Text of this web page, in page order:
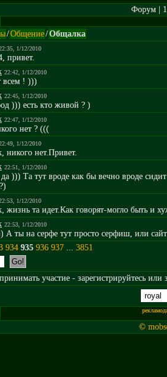
Форум |
/Общение/Общалка
1/12/2010
привет.
22:42, 1/12/2010
всем ! )))
22:45, 1/12/2010
))) есть кто живой ? )
22:47, 1/12/2010
нет ? (((
1/12/2010
никого нет.Привет.
22:51, 1/12/2010
))) Та тут вроде как бы вечно вроде
1/12/2010
жизнь та идет.Как говорят-могло быть и
22:53, 1/12/2010
А ты на серфе тут просто серфиш, или
934 935 936 937 ... 3851
участие - зарегистрируйтесь или
©